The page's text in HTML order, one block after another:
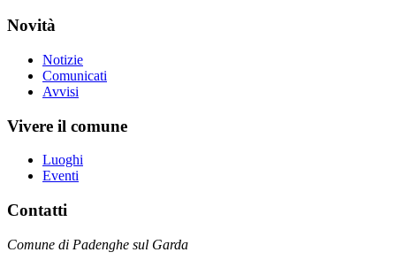
Novità
Notizie
Comunicati
Avvisi
Vivere il comune
Luoghi
Eventi
Contatti
Comune di Padenghe sul Garda